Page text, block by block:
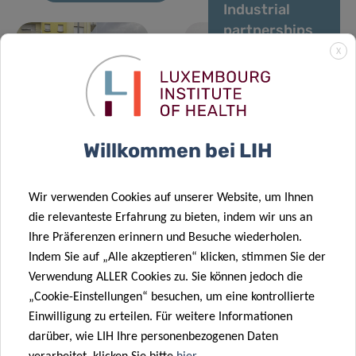
05 Mai 2021
A year of
Industrial
partnerships
to strengthen
translational
research at
11 Jan. 2021
Luxembourg
contribute to
assessing the
safety of
potential
COVID-19
treatments
17 Dez. 2020
Translating
research into
clinical
applications
27 Nov. 2020
X
Willkommen bei LIH
Wir verwenden Cookies auf unserer Website, um Ihnen
die relevanteste Erfahrung zu bieten, indem wir uns an
Ihre Präferenzen erinnern und Besuche wiederholen.
Indem Sie auf „Alle akzeptieren“ klicken, stimmen Sie der
Verwendung ALLER Cookies zu. Sie können jedoch die
„Cookie-Einstellungen“ besuchen, um eine kontrollierte
Einwilligung zu erteilen. Für weitere Informationen
darüber, wie LIH Ihre personenbezogenen Daten